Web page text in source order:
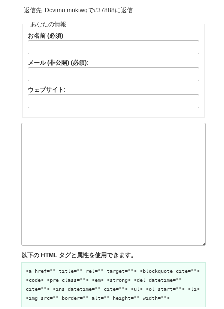
返信先: Dcvimu mnktwqで#37888に返信
あなたの情報:
お名前 (必須)
メール (非公開) (必須):
ウェブサイト:
以下の HTML タグと属性を使用できます。
<a href="" title="" rel="" target=""> <blockquote cite="">
<code> <pre class=""> <em> <strong> <del datetime=""
cite=""> <ins datetime="" cite=""> <ul> <ol start=""> <li>
<img src="" border="" alt="" height="" width="">